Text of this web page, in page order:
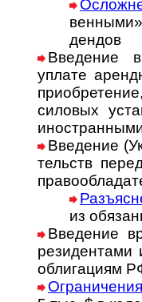
дендов
Введение
уплате
силовых
Введение
тельств
из
Введение
ре­зи­ден­та­ми
об­ли­га­ци­ям